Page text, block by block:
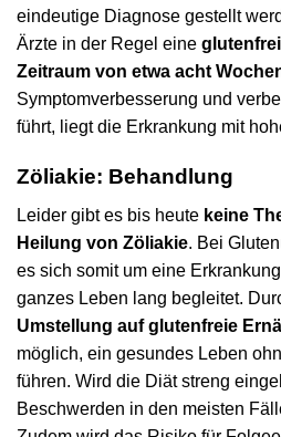
eindeutige Diagnose gestellt
Ärzte in der Regel eine
Zeitraum von etwa acht
Symptomverbesserung und
führt, liegt die Erkrankung mit
Zöliakie: Behandlung
Leider gibt es bis heute keine
Heilung von Zöliakie. Bei
es sich somit um eine
ganzes Leben lang begleitet.
Umstellung auf glutenfreie
möglich, ein gesundes Leben
führen. Wird die Diät streng
Beschwerden in den meisten